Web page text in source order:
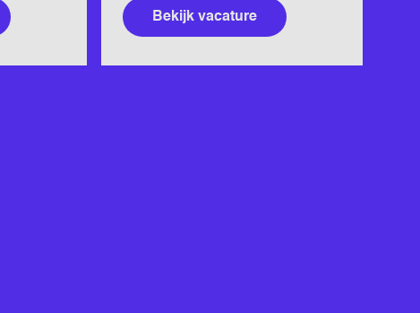
Bekijk vacature